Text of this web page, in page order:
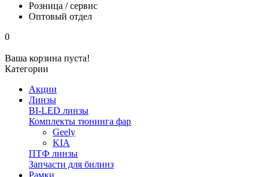
Розница / сервис
Оптовый отдел
0
Ваша корзина пуста!
Категории
Акции
Линзы
BI-LED линзы
Комплекты тюнинга фар
Geely
KIA
ПТФ линзы
Запчасти для билинз
Рамки